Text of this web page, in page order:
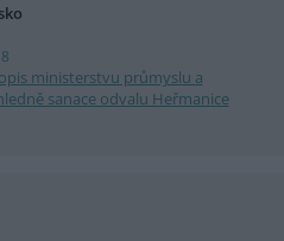
ministerstvu průmyslu a
sanace odvalu Heřmanice